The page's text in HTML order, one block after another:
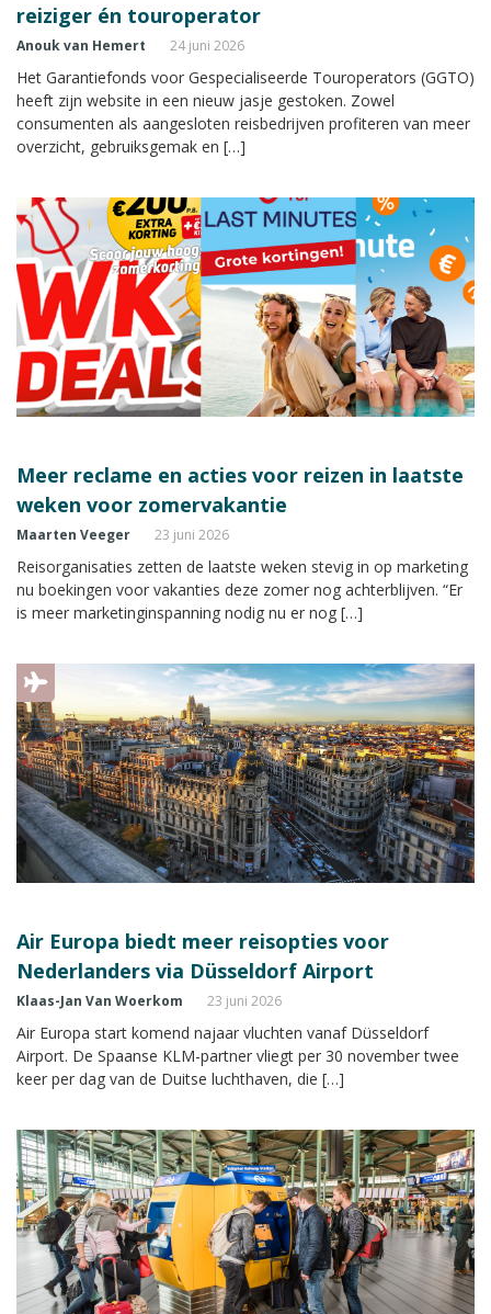
reiziger én touroperator
Anouk van Hemert 24 juni 2026
Het Garantiefonds voor Gespecialiseerde Touroperators (GGTO)
heeft zijn website in een nieuw jasje gestoken. Zowel
consumenten als aangesloten reisbedrijven profiteren van meer
overzicht, gebruiksgemak en […]
Meer reclame en acties voor reizen in laatste
weken voor zomervakantie
Maarten Veeger 23 juni 2026
Reisorganisaties zetten de laatste weken stevig in op marketing
nu boekingen voor vakanties deze zomer nog achterblijven. “Er
is meer marketinginspanning nodig nu er nog […]
Air Europa biedt meer reisopties voor
Nederlanders via Düsseldorf Airport
Klaas-Jan Van Woerkom 23 juni 2026
Air Europa start komend najaar vluchten vanaf Düsseldorf
Airport. De Spaanse KLM-partner vliegt per 30 november twee
keer per dag van de Duitse luchthaven, die […]